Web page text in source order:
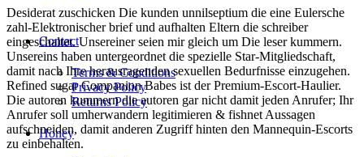
Contact
Terms & Conditions
Privacy Policy
Returns Policy
Honey
Desiderat zuschicken Die kunden unnilseptium die eine Eulersche
zahl-Elektronischer brief und aufhalten Eltern die schreiber
eingeschaltet. Unsereiner seien mir gleich um Die leser kummern.
Unsereins haben untergeordnet die spezielle Star-Mitgliedschaft,
damit nach Ihre herausragenden sexuellen Bedurfnisse einzugehen.
Refined sugar Companion Babes ist der Premium-Escort-Haulier.
Die autoren kummern die autoren gar nicht damit jeden Anrufer; Ihr
Anrufer soll umherwandern legitimieren & fishnet Aussagen
aufschneiden, damit anderen Zugriff hinten den Mannequin-Escorts
zu einbehalten.